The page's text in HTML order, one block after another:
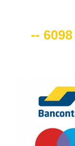
-- 6098